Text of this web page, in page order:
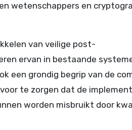
wetenschappers en
van veilige post-
ervan in bestaande
een grondig begrip van de
te zorgen dat de
worden misbruikt door